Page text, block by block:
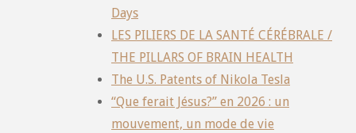
Days
LES PILIERS DE LA SANTÉ CÉRÉBRALE /
THE PILLARS OF BRAIN HEALTH
The U.S. Patents of Nikola Tesla
“Que ferait Jésus?” en 2026 : un
mouvement, un mode de vie